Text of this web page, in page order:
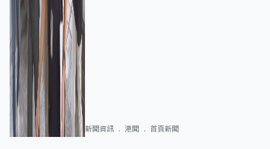
新聞資訊 港聞 首頁新聞